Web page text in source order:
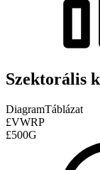
Szektorális
DiagramTáblázat
£VWRP
£500G